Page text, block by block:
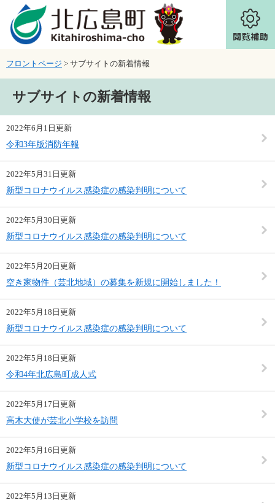
ページの先頭です。
メニューを飛ばして本文へ
フロントページ > サブサイトの新着情報
サブサイトの新着情報
2022年6月1日更新
令和3年版消防年報
2022年5月31日更新
新型コロナウイルス感染症の感染判明について
2022年5月30日更新
新型コロナウイルス感染症の感染判明について
2022年5月20日更新
空き家物件（芸北地域）の募集を新規に開始しました！
2022年5月18日更新
新型コロナウイルス感染症の感染判明について
2022年5月18日更新
令和4年北広島町成人式
2022年5月17日更新
高木大使が芸北小学校を訪問
2022年5月16日更新
新型コロナウイルス感染症の感染判明について
2022年5月13日更新